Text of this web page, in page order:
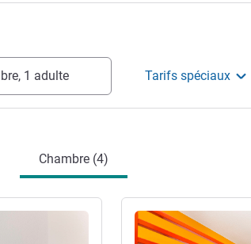
1 adulte Tarifs spéciaux
Chambre (4)
Voir les détails